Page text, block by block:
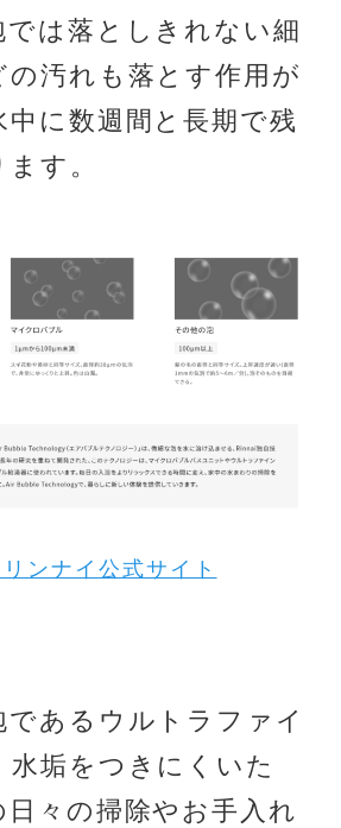
では落としきれない細
の汚れも落とす作用が
に数週間と長期で残
す。
ンナイ公式サイト
であるウルトラファイ
水垢をつきにくいた
々の掃除やお手入れ